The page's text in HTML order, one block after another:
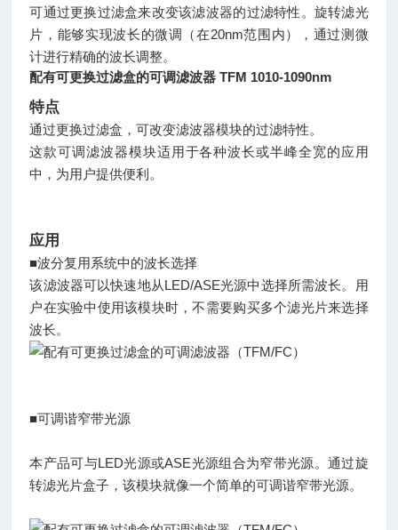
可通过更换过滤盒来改变该滤波器的过滤特性。旋转滤光
片，能够实现波长的微调（在20nm范围内），通过测微
计进行精确的波长调整。
配有可更换过滤盒的可调滤波器 TFM 1010-1090nm
特点
通过更换过滤盒，可改变滤波器模块的过滤特性。
这款可调滤波器模块适用于各种波长或半峰全宽的应用
中，为用户提供便利。
应用
■波分复用系统中的波长选择
该滤波器可以快速地从LED/ASE光源中选择所需波长。用
户在实验中使用该模块时，不需要购买多个滤光片来选择
波长。
■可调谐窄带光源
本产品可与LED光源或ASE光源组合为窄带光源。通过旋
转滤光片盒子，该模块就像一个简单的可调谐窄带光源。